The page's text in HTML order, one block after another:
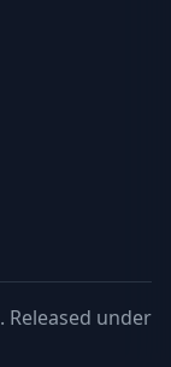
. Released under